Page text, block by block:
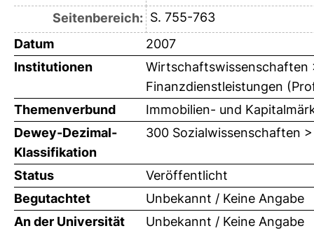
Seitenbereich: S. 755-763
Datum
2007
Institutionen
Finanzdienstleistungen
Themenverbund
Immobilien- und
Dewey-Dezimal-
Klassifikation
300 Sozialwissenschaften
Status
Veröffentlicht
Begutachtet
Unbekannt / Keine Angabe
An der Universität
Unbekannt / Keine Angabe